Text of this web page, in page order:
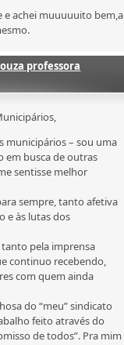
e achei muuuuuito bem,a
professora
municipários – sou uma
em busca de outras
sentisse melhor
sempre, tanto afetiva
e às lutas dos
tanto pela imprensa
continuo recebendo,
com quem ainda
do “meu” sindicato
feito através do
de todos”. Pra mim